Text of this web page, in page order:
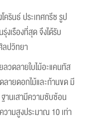
ครินธ์ ประเทศกรีซ รูป
งเรืองที่สุด จึงได้รับ
ปวิทยา
วดลายใบไม้อะแคนทัส
ายดอกไม้และก้านขด มี
านเสามีความซับซ้อน
ามสูงประมาณ 10 เท่า